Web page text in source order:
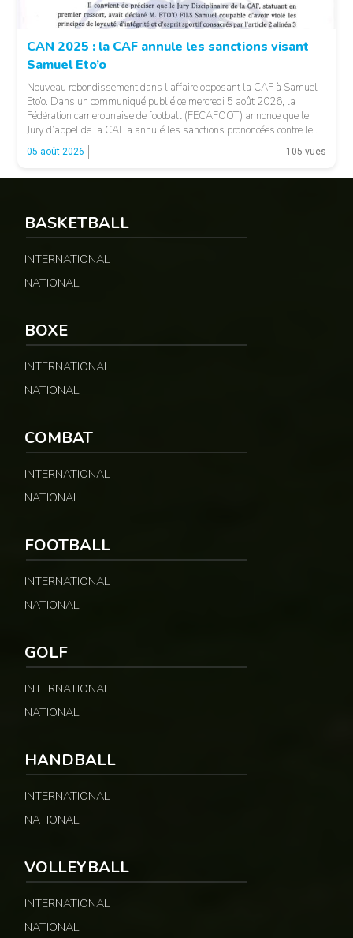
CAN 2025 : la CAF annule les sanctions visant
Samuel Eto’o
Nouveau rebondissement dans l’affaire opposant la CAF à Samuel
Eto’o. Dans un communiqué publié ce mercredi 5 août 2026, la
Fédération camerounaise de football (FECAFOOT) annonce que le
Jury d’appel de la CAF a annulé les sanctions prononcées contre le
président de la fédération camerounaise. Le dossier concernait les
incidents survenus lors du match Cameroun-Maroc […]
05 août 2026 105 vues
BASKETBALL
INTERNATIONAL
NATIONAL
BOXE
INTERNATIONAL
NATIONAL
COMBAT
INTERNATIONAL
NATIONAL
FOOTBALL
INTERNATIONAL
NATIONAL
GOLF
INTERNATIONAL
NATIONAL
HANDBALL
INTERNATIONAL
NATIONAL
VOLLEYBALL
INTERNATIONAL
NATIONAL